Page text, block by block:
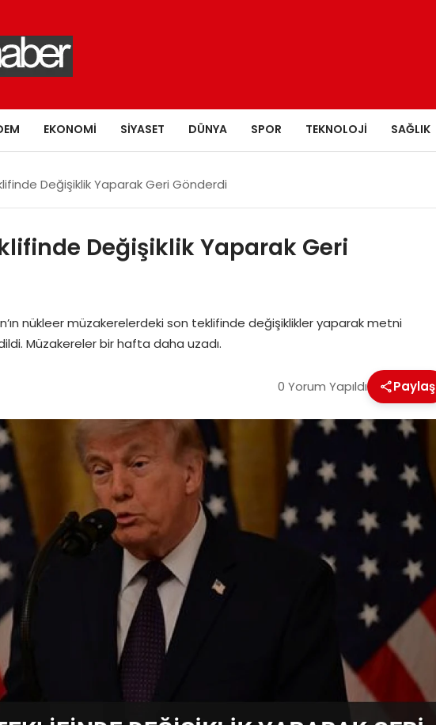
EKONOMI SIYASET DÜNYA SPOR TEKNOLOJI SAĞLIK
Değişiklik Yaparak Geri Gönderdi
Değişiklik Yaparak Geri
nükleer müzakerelerdeki son teklifinde değişiklikler yaparak metni
Müzakereler bir hafta daha uzadı.
0 Yorum Yapıldı Paylaş